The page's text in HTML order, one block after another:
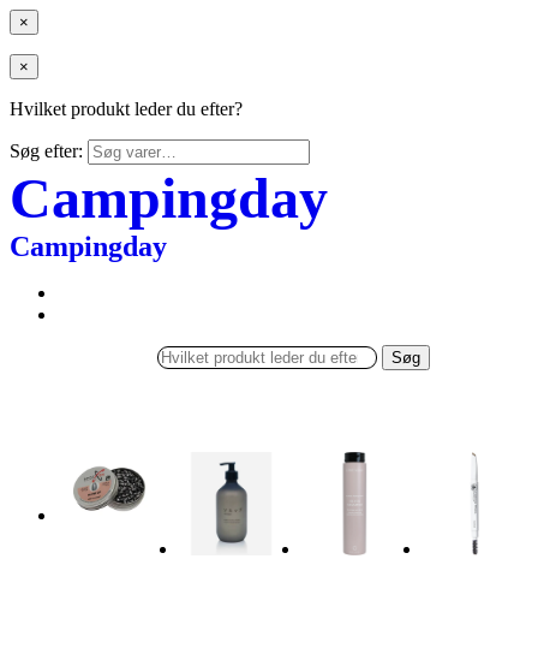
×
×
Hvilket produkt leder du efter?
Søg efter:
Campingday
Campingday
Søg